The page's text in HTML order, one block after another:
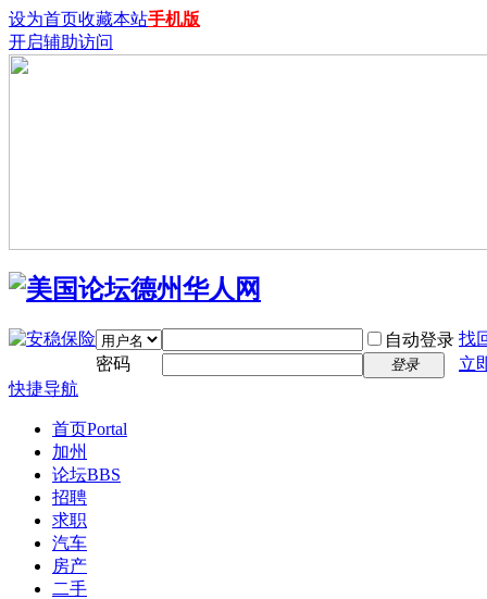
设为首页收藏本站手机版
开启辅助访问
自动登录 找
密码
登录
立
快捷导航
首页Portal
加州
论坛BBS
招聘
求职
汽车
房产
二手